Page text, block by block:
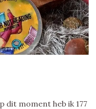
dit moment heb ik 177